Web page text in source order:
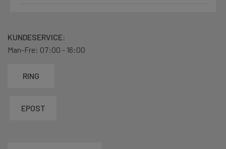
KUNDESERVICE:
Man-Fre: 07:00 - 16:00
RING
EPOST